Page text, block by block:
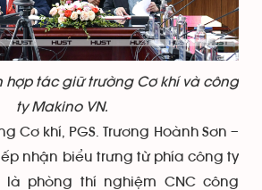
hợp tác giữ trường Cơ khí và công
ty Makino VN.
khí, PGS. Trương Hoành Sơn –
nhận biểu trưng từ phía công ty
là phòng thí nghiệm CNC công